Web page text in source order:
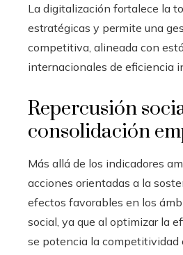
La digitalización fortalece la
estratégicas y permite una
competitiva, alineada con
internacionales de eficiencia
Repercusión
consolidación
Más allá de los indicadores
acciones orientadas a la
efectos favorables en los
social, ya que al optimizar la
se potencia la competitividad